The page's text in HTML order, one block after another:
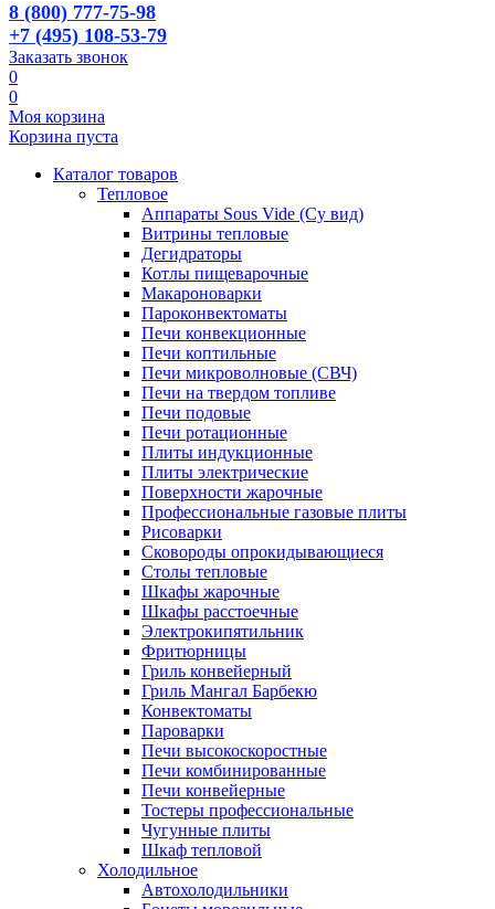
8 (800) 777-75-98
+7 (495) 108-53-79
Заказать звонок
0
0
Моя корзина
Корзина пуста
Каталог товаров
Тепловое
Аппараты Sous Vide (Су вид)
Витрины тепловые
Дегидраторы
Котлы пищеварочные
Макароноварки
Пароконвектоматы
Печи конвекционные
Печи коптильные
Печи микроволновые (СВЧ)
Печи на твердом топливе
Печи подовые
Печи ротационные
Плиты индукционные
Плиты электрические
Поверхности жарочные
Профессиональные газовые плиты
Рисоварки
Сковороды опрокидывающиеся
Столы тепловые
Шкафы жарочные
Шкафы расстоечные
Электрокипятильник
Фритюрницы
Гриль конвейерный
Гриль Мангал Барбекю
Конвектоматы
Пароварки
Печи высокоскоростные
Печи комбинированные
Печи конвейерные
Тостеры профессиональные
Чугунные плиты
Шкаф тепловой
Холодильное
Автохолодильники